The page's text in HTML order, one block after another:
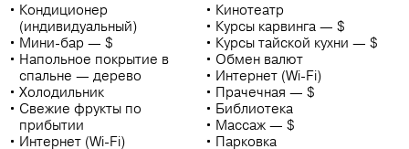
Кондиционер
(индивидуальный)
Мини-бар — $
Напольное покрытие в
спальне — дерево
Холодильник
Свежие фрукты по
прибытии
Интернет (Wi-Fi)
Кинотеатр
Курсы карвинга — $
Курсы тайской кухни — $
Обмен валют
Интернет (Wi-Fi)
Прачечная — $
Библиотека
Массаж — $
Парковка